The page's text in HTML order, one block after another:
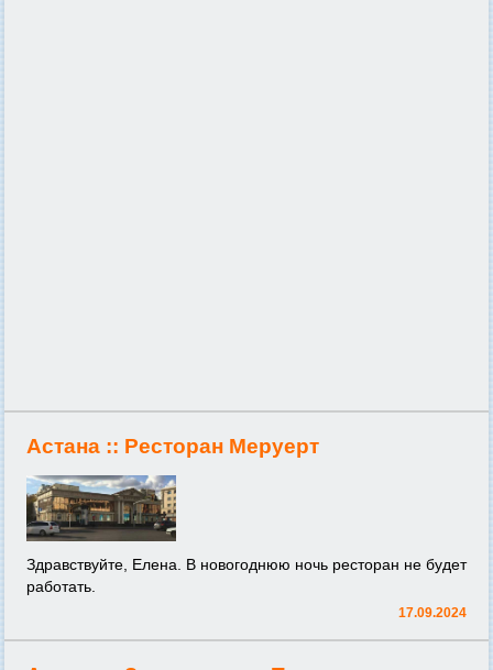
Астана :: Ресторан Меруерт
Здравствуйте, Елена. В новогоднюю ночь ресторан не будет
работать.
17.09.2024